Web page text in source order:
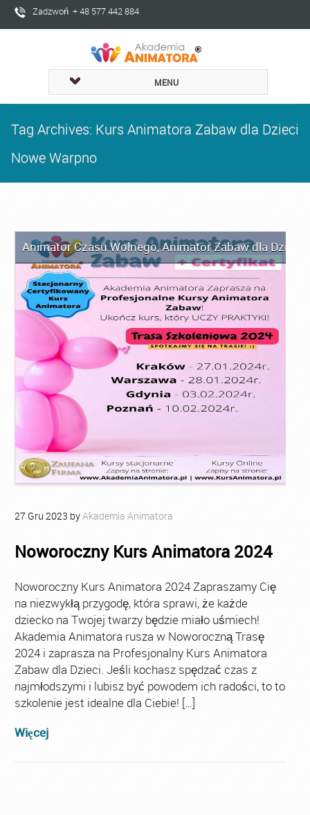
Zadzwoń + 48 577 442 884
MENU
Tag Archives: Kurs Animatora Zabaw dla Dzieci
Nowe Warpno
Animator Czasu Wolnego,Animator Zabaw dla Dzieci
27 Gru 2023 byAkademia Animatora
Noworoczny Kurs Animatora 2024
Noworoczny Kurs Animatora 2024 Zapraszamy Cię
na niezwykłą przygodę, która sprawi, że każde
dziecko na Twojej twarzy będzie miało uśmiech!
Akademia Animatora rusza w Noworoczną Trasę
2024 i zaprasza na Profesjonalny Kurs Animatora
Zabaw dla Dzieci. Jeśli kochasz spędzać czas z
najmłodszymi i lubisz być powodem ich radości, to to
szkolenie jest idealne dla Ciebie! […]
Więcej